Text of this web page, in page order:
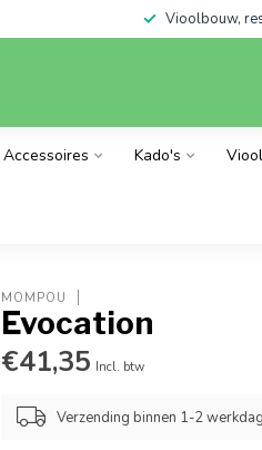
Vioolbouw,
Accessoires Kado's
MOMPOU
Evocation
€41,35 Incl. btw
Verzending binnen 1-2